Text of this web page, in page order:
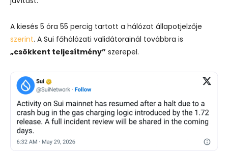
A kiesés 5 óra 55 percig tartott a hálózat állapotjelzője
szerint. A Sui főhálózati validátorainál továbbra is
„csökkent teljesítmény” szerepel.